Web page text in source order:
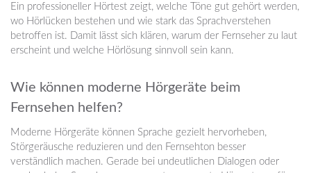
Ein professioneller Hörtest zeigt, welche Töne gut gehört werden,
wo Hörlücken bestehen und wie stark das Sprachverstehen
betroffen ist. Damit lässt sich klären, warum der Fernseher zu laut
erscheint und welche Hörlösung sinnvoll sein kann.
Wie können moderne Hörgeräte beim
Fernsehen helfen?
Moderne Hörgeräte können Sprache gezielt hervorheben,
Störgeräusche reduzieren und den Fernsehton besser
verständlich machen. Gerade bei undeutlichen Dialogen oder